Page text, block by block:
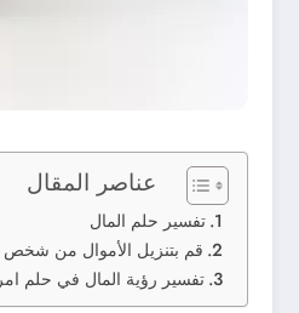
عناصر المقال
تفسير حلم المال
قم بتنزيل الأموال من
تفسير رؤية المال في حلم